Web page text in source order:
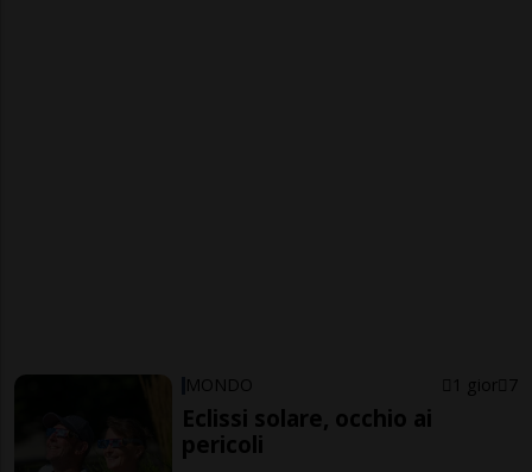
MONDO 1 gior 7
Eclissi solare, occhio ai
pericoli